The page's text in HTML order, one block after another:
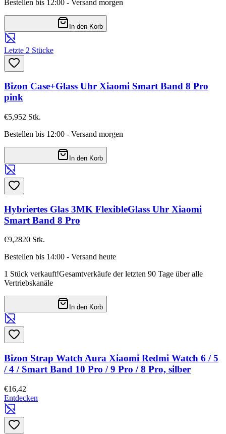
Bestellen bis 12:00 - Versand morgen
In den Korb
Letzte 2 Stücke
Bizon Case+Glass Uhr Xiaomi Smart Band 8 Pro
pink
€5,952 Stk.
Bestellen bis 12:00 - Versand morgen
In den Korb
Hybriertes Glas 3MK FlexibleGlass Uhr Xiaomi
Smart Band 8 Pro
€9,2820 Stk.
Bestellen bis 14:00 - Versand heute
1 Stück verkauft!Gesamtverkäufe der letzten 90 Tage über alle
Vertriebskanäle
In den Korb
Bizon Strap Watch Aura Xiaomi Redmi Watch 6 / 5
/ 4 / Smart Band 10 Pro / 9 Pro / 8 Pro, silber
€16,42
Entdecken